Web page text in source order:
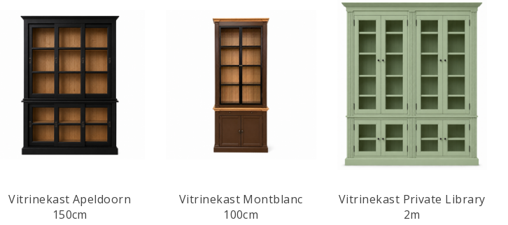
Vitrinekast Apeldoorn
150cm
Vitrinekast Montblanc
100cm
Vitrinekast Private Library
2m